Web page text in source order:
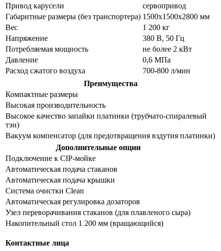
Привод карусели
сервопривод
Габаритные размеры (без транспортера) 1500х1500х2800 мм
Вес
1 200 кг
Напряжение
380 В, 50 Гц
Потребляемая мощность
не более 2 кВт
Давление
0,6 МПа
Расход сжатого воздуха
700-800 л/мин
Преимущества
Компактные размеры
Высокая производительность
Высокое качество запайки платинки (трубчато-спиралевый
тэн)
Вакуум компенсатор (для предотвращения вздутия платинки)
Дополнительные опции
Подключение к CIP-мойке
Автоматическая подача стаканов
Автоматическая подача крышки
Система очистки Clean
Автоматическая регулировка дозаторов
Узел переворачивания стаканов (для плавленого сыра)
Накопительный стол 1 200 мм (вращающийся)
Контактные лица